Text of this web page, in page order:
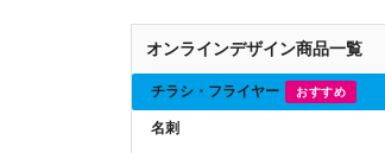
オンラインデザイン商品一覧
チラシ・フライヤー おすすめ
名刺